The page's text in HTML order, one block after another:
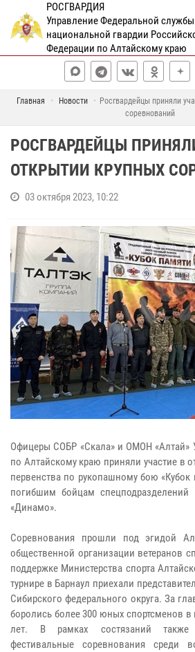
РОСГВАРДИЯ
Управление Федеральной
национальной гвардии
Федерации по Алтайскому краю
Главная Новости
Росгвардейцы приняли
соревнований
РОСГВАРДЕЙЦЫ
ОТКРЫТИИ КРУПНЫХ
03 октября 2023, 10:22
Офицеры СОБР «Скала» и ОМОН «Алтай»
по Алтайскому краю приняли участие в
первенства по рукопашному бою
погибшим бойцам
«Динамо».
Соревнования прошли под эгидой
общественной организации ветеранов
поддержке Министерства спорта
турнире в Барнаул приехали
Сибирского федерального округа. За
боролись более 300 юных спортсменов в
лет. В рамках состязаний также
фестивальные соревнования среди